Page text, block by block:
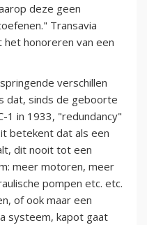
deze geen
Transavia
honoreren van een
verschillen
dat, sinds de geboorte
1 in 1933, "redundancy"
betekent dat als een
dit nooit tot een
meer motoren, meer
pompen etc. etc.
of ook maar een
systeem, kapot gaat